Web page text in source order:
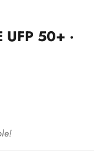
UFP 50+ ·